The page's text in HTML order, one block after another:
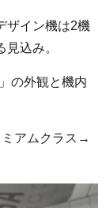
ザイン機は2機
込み。
の外観と機内
アムクラス→